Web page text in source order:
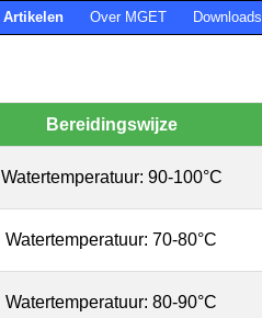
Artikelen Over MGET Downloads
Bereidingswijze
Watertemperatuur: 90-100°C
Watertemperatuur: 70-80°C
Watertemperatuur: 80-90°C